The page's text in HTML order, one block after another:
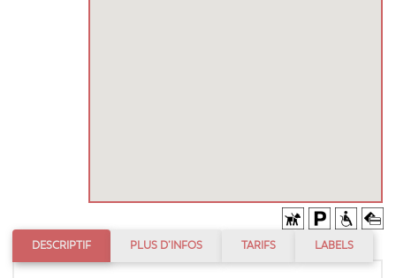
DESCRIPTIF PLUS D’INFOS TARIFS LABELS